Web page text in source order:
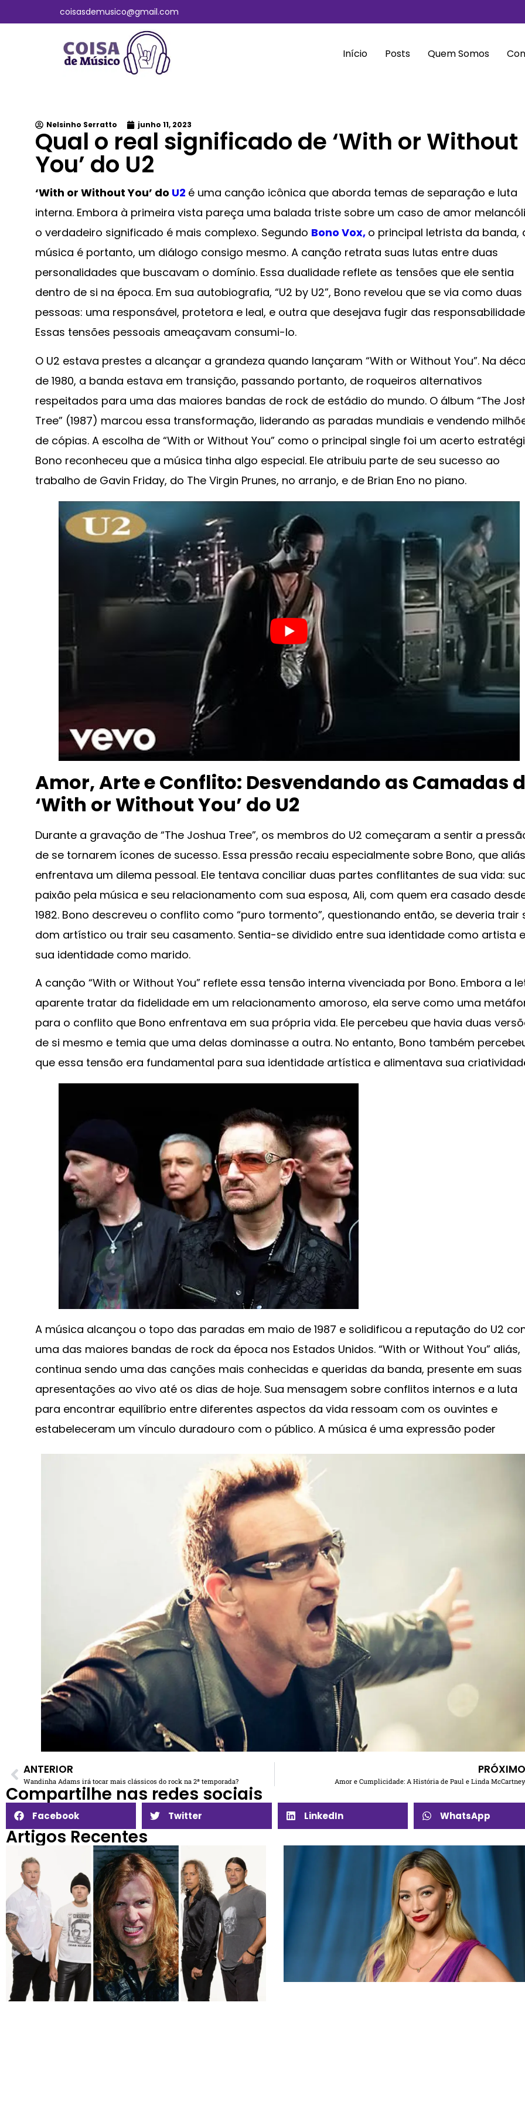
coisasdemusico@gmail.com
Início Posts Quem Somos
Nelsinho Serratto junho 11, 2023
Qual o real significado de ‘With or Without
You’ do U2
‘With or Without You’ do U2 é uma canção icônica que aborda temas de separação e luta
interna. Embora à primeira vista pareça uma balada triste sobre um caso de amor
o verdadeiro significado é mais complexo. Segundo Bono Vox, o principal letrista da banda,
música é portanto, um diálogo consigo mesmo. A canção retrata suas lutas entre duas
personalidades que buscavam o domínio. Essa dualidade reflete as tensões que ele sentia
dentro de si na época. Em sua autobiografia, “U2 by U2”, Bono revelou que se via como duas
pessoas: uma responsável, protetora e leal, e outra que desejava fugir das
Essas tensões pessoais ameaçavam consumi-lo.
O U2 estava prestes a alcançar a grandeza quando lançaram “With or Without You”. Na
de 1980, a banda estava em transição, passando portanto, de roqueiros alternativos
respeitados para uma das maiores bandas de rock de estádio do mundo. O álbum “The
Tree” (1987) marcou essa transformação, liderando as paradas mundiais e vendendo
de cópias. A escolha de “With or Without You” como o principal single foi um acerto
Bono reconheceu que a música tinha algo especial. Ele atribuiu parte de seu sucesso ao
trabalho de Gavin Friday, do The Virgin Prunes, no arranjo, e de Brian Eno no piano.
Amor, Arte e Conflito: Desvendando as Camadas
‘With or Without You’ do U2
Durante a gravação de “The Joshua Tree”, os membros do U2 começaram a sentir a
de se tornarem ícones de sucesso. Essa pressão recaiu especialmente sobre Bono, que
enfrentava um dilema pessoal. Ele tentava conciliar duas partes conflitantes de sua vida:
paixão pela música e seu relacionamento com sua esposa, Ali, com quem era casado
1982. Bono descreveu o conflito como “puro tormento”, questionando então, se deveria trair
dom artístico ou trair seu casamento. Sentia-se dividido entre sua identidade como artista e
sua identidade como marido.
A canção “With or Without You” reflete essa tensão interna vivenciada por Bono. Embora a
aparente tratar da fidelidade em um relacionamento amoroso, ela serve como uma
para o conflito que Bono enfrentava em sua própria vida. Ele percebeu que havia duas
de si mesmo e temia que uma delas dominasse a outra. No entanto, Bono também
que essa tensão era fundamental para sua identidade artística e alimentava sua
A música alcançou o topo das paradas em maio de 1987 e solidificou a reputação do U2
uma das maiores bandas de rock da época nos Estados Unidos. “With or Without You” aliás,
continua sendo uma das canções mais conhecidas e queridas da banda, presente em suas
apresentações ao vivo até os dias de hoje. Sua mensagem sobre conflitos internos e a luta
para encontrar equilíbrio entre diferentes aspectos da vida ressoam com os ouvintes e
estabeleceram um vínculo duradouro com o público. A música é uma expressão poder
ANTERIOR
Wandinha Adams irá tocar mais clássicos do rock na 2ª temporada? Amor e Cumplicidade: A História de Paul e Linda
Compartilhe nas redes sociais​
Facebook Twitter LinkedIn WhatsApp
Artigos Recentes